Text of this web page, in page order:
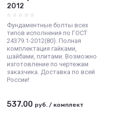
2012
Фундаментные болты всех
типов исполнения по ГОСТ
24379.1-2012(80). Полная
комплектация гайками,
шайбами, плитами. Возможно
изготовление по чертежам
заказчика. Доставка по всей
России!
537.00 руб. / комплект